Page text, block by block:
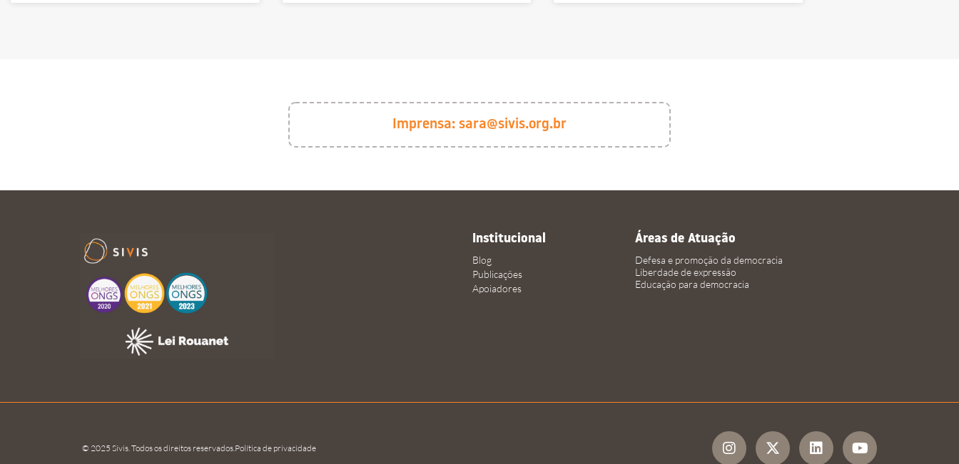
Imprensa: sara@sivis.org.br
Institucional
Blog
Publicações
Apoiadores
Áreas de Atuação
Defesa e promoção da democracia
Liberdade de expressão
Educação para democracia
© 2025 Sivis. Todos os direitos reservados.Política de privacidade